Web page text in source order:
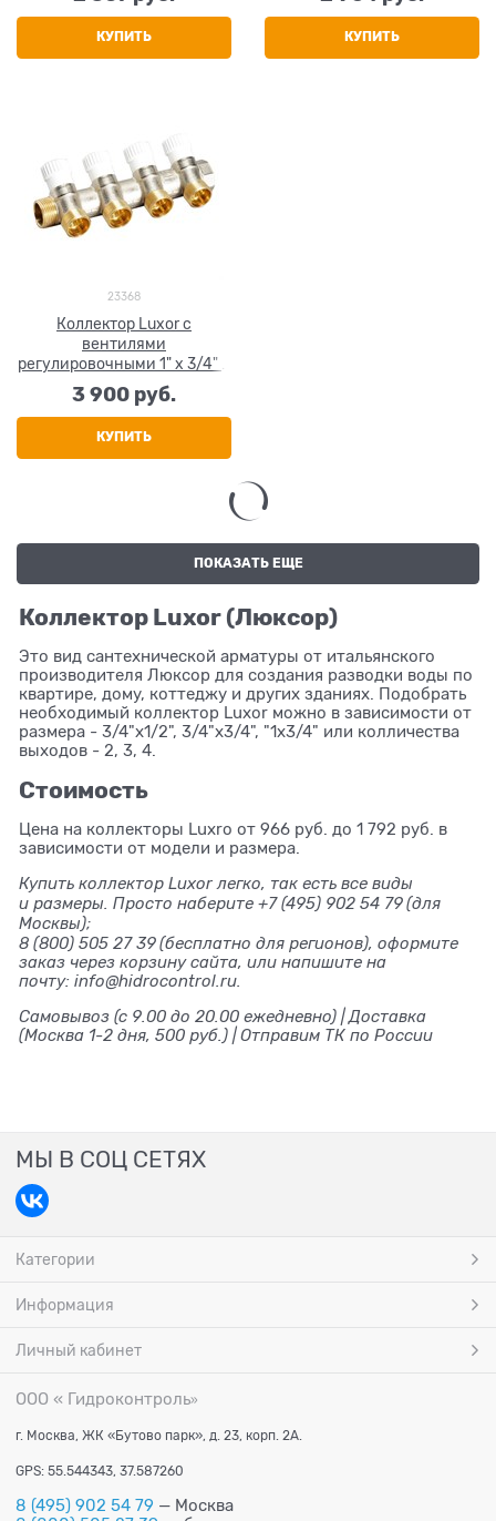
КУПИТЬ КУПИТЬ
23368
Коллектор Luxor c
вентилями
регулировочными 1" x 3/4" x
4 выхода
3 900 руб.
КУПИТЬ
ПОКАЗАТЬ ЕЩЕ
Коллектор Luxor (Люксор)
Это вид сантехнической арматуры от итальянского
производителя Люксор для создания разводки воды по
квартире, дому, коттеджу и других зданиях. Подобрать
необходимый коллектор Luxor можно в зависимости от
размера - 3/4"x1/2", 3/4"x3/4", "1x3/4" или колличества
выходов - 2, 3, 4.
Стоимость
Цена на коллекторы Luxro от 966 руб. до 1 792 руб. в
зависимости от модели и размера.
Купить коллектор Luxor легко, так есть все виды
и размеры. Просто наберите +7 (495) 902 54 79 (для
Москвы);
8 (800) 505 27 39 (бесплатно для регионов), оформите
заказ через корзину сайта, или напишите на
почту: info@hidrocontrol.ru.
Самовывоз (с 9.00 до 20.00 ежедневно) | Доставка
(Москва 1-2 дня, 500 руб.) | Отправим ТК по России
МЫ В СОЦ СЕТЯХ
Категории
Информация
Личный кабинет
ООО « Гидроконтроль»
г. Москва, ЖК «Бутово парк», д. 23, корп. 2А.
GPS: 55.544343, 37.587260
8 (495) 902 54 79 — Москва